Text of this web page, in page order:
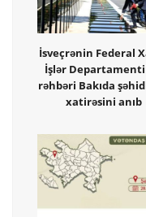
İsveçrənin Federal
İşlər
rəhbəri Bakıda
xatirəsini anıb